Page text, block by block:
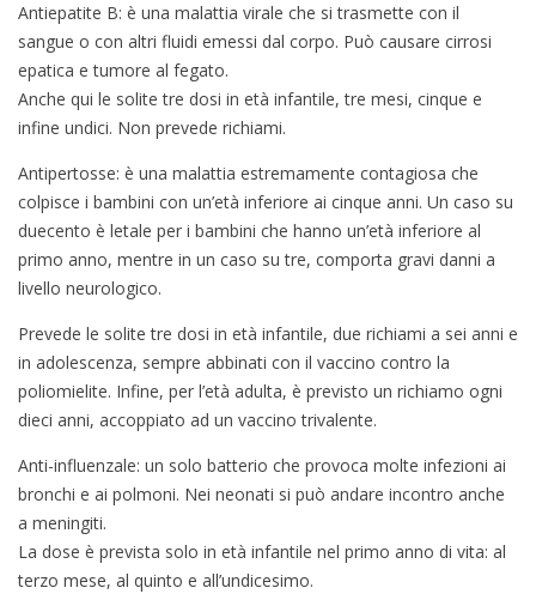
Antiepatite B: è una malattia virale che si trasmette con il
sangue o con altri fluidi emessi dal corpo. Può causare cirrosi
epatica e tumore al fegato.
Anche qui le solite tre dosi in età infantile, tre mesi, cinque e
infine undici. Non prevede richiami.
Antipertosse: è una malattia estremamente contagiosa che
colpisce i bambini con un’età inferiore ai cinque anni. Un caso su
duecento è letale per i bambini che hanno un’età inferiore al
primo anno, mentre in un caso su tre, comporta gravi danni a
livello neurologico.
Prevede le solite tre dosi in età infantile, due richiami a sei anni e
in adolescenza, sempre abbinati con il vaccino contro la
poliomielite. Infine, per l’età adulta, è previsto un richiamo ogni
dieci anni, accoppiato ad un vaccino trivalente.
Anti-influenzale: un solo batterio che provoca molte infezioni ai
bronchi e ai polmoni. Nei neonati si può andare incontro anche
a meningiti.
La dose è prevista solo in età infantile nel primo anno di vita: al
terzo mese, al quinto e all’undicesimo.